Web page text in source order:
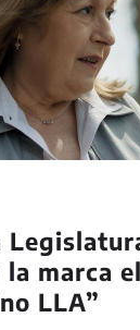
marca el
LLA”